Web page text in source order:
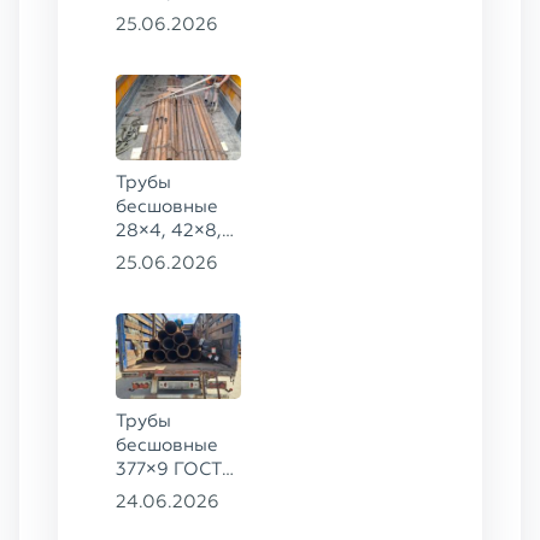
159×32,
09Г2С
25.06.2026
Трубы
бесшовные
28×4, 42×8,
73×14,
20
25.06.2026
Трубы
бесшовные
377×9 ГОСТ
8732-78, ст.
24.06.2026